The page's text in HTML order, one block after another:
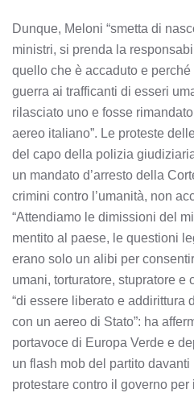
Dunque, Meloni “smetta di
ministri, si prenda la
quello che è accaduto e
guerra ai trafficanti di esseri
rilasciato uno e fosse
aereo italiano”. Le proteste
del capo della polizia
un mandato d’arresto della
crimini contro l’umanità, non
“Attendiamo le dimissioni del
mentito al paese, le questioni
erano solo un alibi per
umani, torturatore, stupratore e
“di essere liberato e addirittura
con un aereo di Stato”: ha
portavoce di Europa Verde e
un flash mob del partito
protestare contro il governo